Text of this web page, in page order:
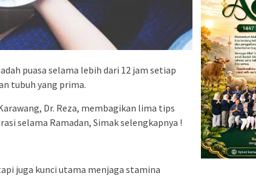
puasa selama lebih dari 12 jam setiap
tubuh yang prima.
Dr. Reza, membagikan lima tips
selama Ramadan, Simak selengkapnya !
juga kunci utama menjaga stamina